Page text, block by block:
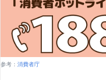
参考： 消費者庁